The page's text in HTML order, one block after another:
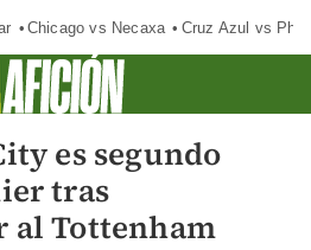
Chicago vs Necaxa Cruz Azul vs
es segundo
tras
al Tottenham